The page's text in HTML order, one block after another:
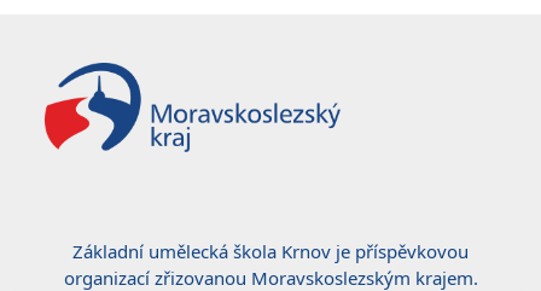
Základní umělecká škola Krnov je příspěvkovou
organizací zřizovanou Moravskoslezským krajem.